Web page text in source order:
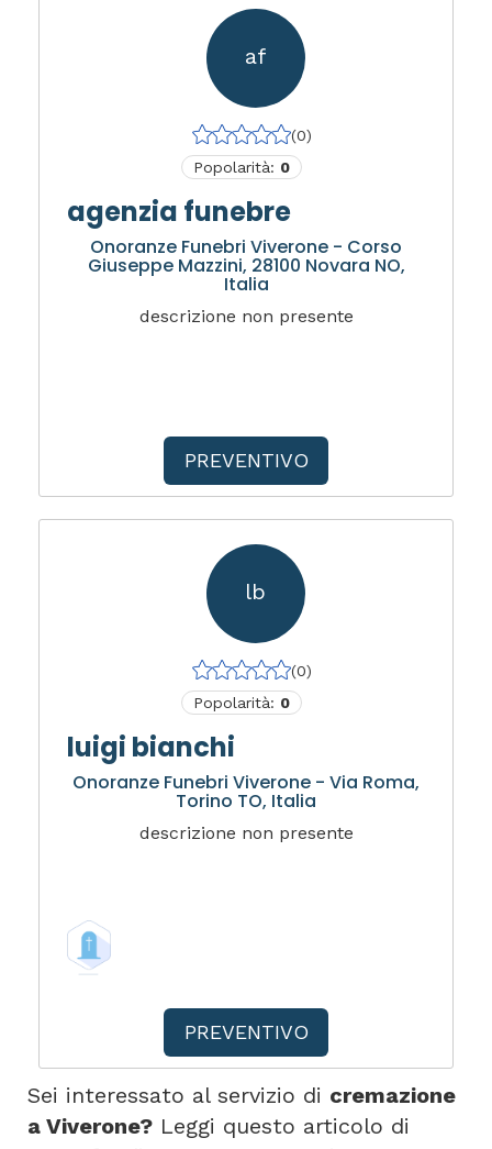
af
(0)
Popolarità: 0
agenzia funebre
Onoranze Funebri Viverone - Corso
Giuseppe Mazzini, 28100 Novara NO,
Italia
descrizione non presente
PREVENTIVO
lb
(0)
Popolarità: 0
luigi bianchi
Onoranze Funebri Viverone - Via Roma,
Torino TO, Italia
descrizione non presente
PREVENTIVO
Sei interessato al servizio di cremazione
a Viverone? Leggi questo articolo di